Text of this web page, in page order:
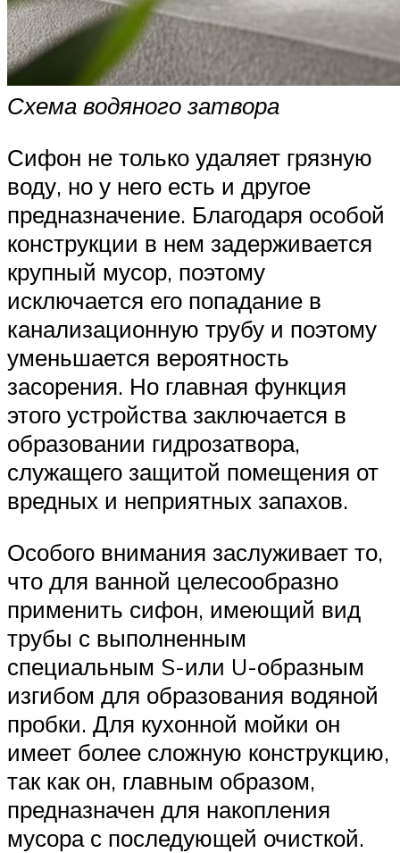
Схема водяного затвора
Сифон не только удаляет грязную
воду, но у него есть и другое
предназначение. Благодаря особой
конструкции в нем задерживается
крупный мусор, поэтому
исключается его попадание в
канализационную трубу и поэтому
уменьшается вероятность
засорения. Но главная функция
этого устройства заключается в
образовании гидрозатвора,
служащего защитой помещения от
вредных и неприятных запахов.
Особого внимания заслуживает то,
что для ванной целесообразно
применить сифон, имеющий вид
трубы с выполненным
специальным S-или U-образным
изгибом для образования водяной
пробки. Для кухонной мойки он
имеет более сложную конструкцию,
так как он, главным образом,
предназначен для накопления
мусора с последующей очисткой.